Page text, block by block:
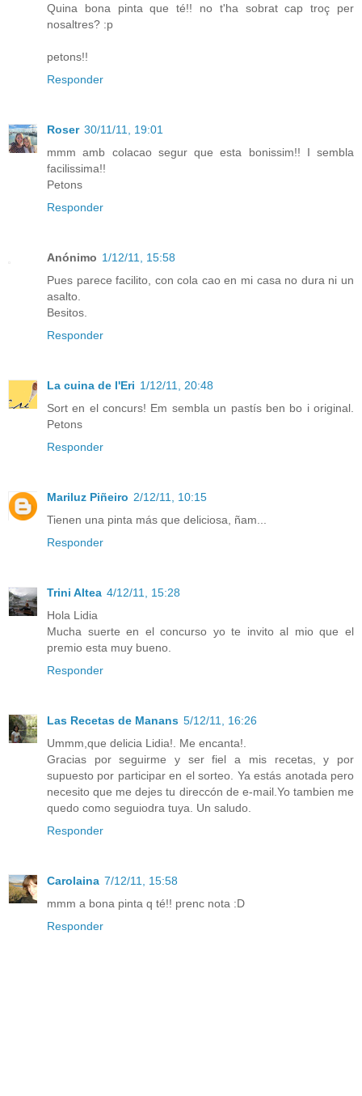
Quina bona pinta que té!! no t'ha sobrat cap troç per
nosaltres? :p
petons!!
Responder
Roser 30/11/11, 19:01
mmm amb colacao segur que esta bonissim!! I sembla
facilissima!!
Petons
Responder
Anónimo 1/12/11, 15:58
Pues parece facilito, con cola cao en mi casa no dura ni un
asalto.
Besitos.
Responder
La cuina de l'Eri 1/12/11, 20:48
Sort en el concurs! Em sembla un pastís ben bo i original.
Petons
Responder
Mariluz Piñeiro 2/12/11, 10:15
Tienen una pinta más que deliciosa, ñam...
Responder
Trini Altea 4/12/11, 15:28
Hola Lidia
Mucha suerte en el concurso yo te invito al mio que el
premio esta muy bueno.
Responder
Las Recetas de Manans 5/12/11, 16:26
Ummm,que delicia Lidia!. Me encanta!.
Gracias por seguirme y ser fiel a mis recetas, y por
supuesto por participar en el sorteo. Ya estás anotada pero
necesito que me dejes tu direccón de e-mail.Yo tambien me
quedo como seguiodra tuya. Un saludo.
Responder
Carolaina 7/12/11, 15:58
mmm a bona pinta q té!! prenc nota :D
Responder